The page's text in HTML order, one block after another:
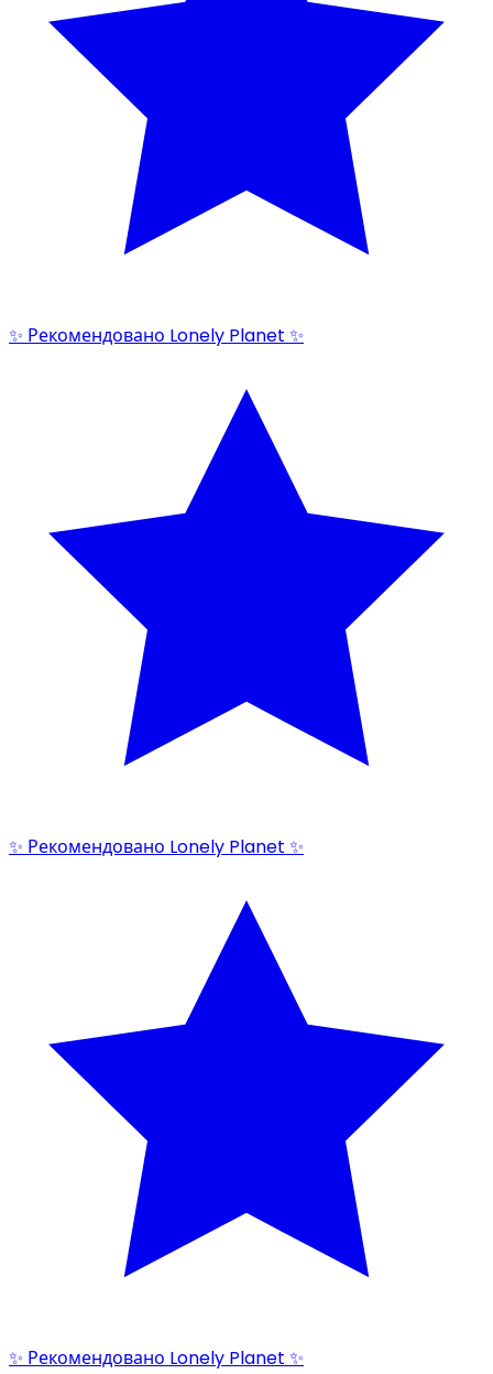
✨ Рекомендовано Lonely Planet ✨
✨ Рекомендовано Lonely Planet ✨
✨ Рекомендовано Lonely Planet ✨